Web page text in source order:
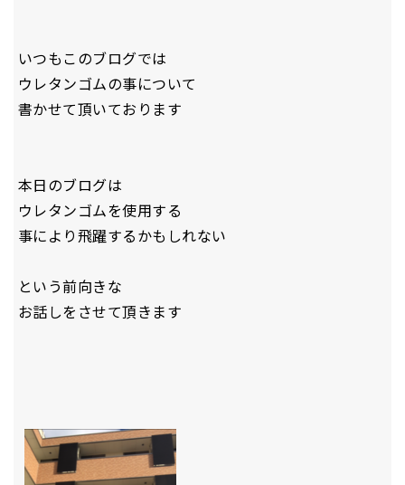
いつもこのブログでは
ウレタンゴムの事について
書かせて頂いております
本日のブログは
ウレタンゴムを使用する
事により飛躍するかもしれない
という前向きな
お話しをさせて頂きます